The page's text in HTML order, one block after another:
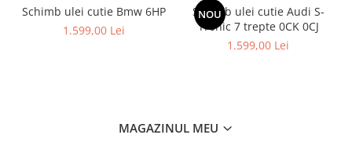
Schimb ulei cutie Bmw 6HP
1.599,00 Lei
NOU
Schimb ulei cutie Audi S-
Tronic 7 trepte 0CK 0CJ
1.599,00 Lei
MAGAZINUL MEU